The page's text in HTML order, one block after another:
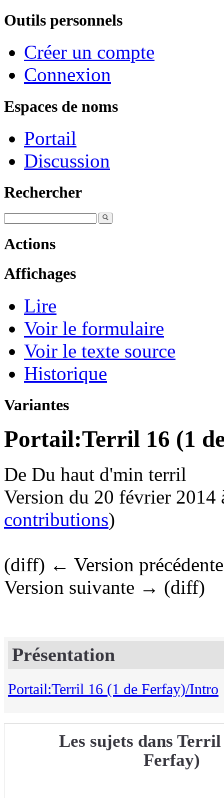
Outils personnels
Créer un compte
Connexion
Espaces de noms
Portail
Discussion
Rechercher
Actions
Affichages
Lire
Voir le formulaire
Voir le texte source
Historique
Variantes
Portail:Terril 16 (1
De Du haut d'min terril
Version du 20 février 2014
contributions)
(diff) ← Version
Version suivante → (diff)
Présentation
Portail:Terril 16 (1 de Ferfay)/Intro
Les sujets dans Terril
Ferfay)